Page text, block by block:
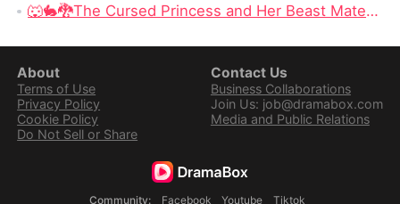
🐺🐇🐉The Cursed Princess and Her Beast Mates: Three Unwanted Husbands, One Dangerous Path Back to Youth
About
Terms of Use
Privacy Policy
Cookie Policy
Do Not Sell or Share
Contact Us
Business Collaborations
Join Us: job@dramabox.com
Media and Public Relations
Community: Facebook Youtube Tiktok